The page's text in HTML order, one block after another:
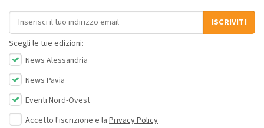
Indirizzo email
ISCRIVITI
Scegli le tue edizioni:
News Alessandria
News Pavia
Eventi Nord-Ovest
Accetto l'iscrizione e la Privacy Policy